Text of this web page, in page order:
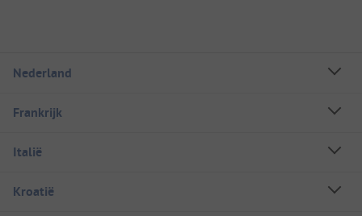
Nederland
Frankrijk
Italië
Kroatië